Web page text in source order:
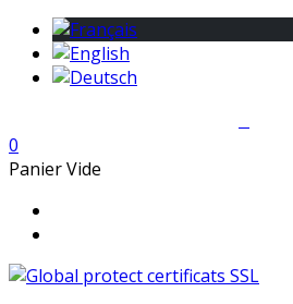
0
Panier Vide